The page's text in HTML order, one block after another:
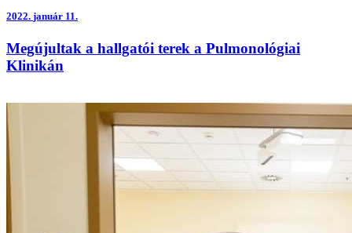
2022. január 11.
Megújultak a hallgatói terek a Pulmonológiai
Klinikán